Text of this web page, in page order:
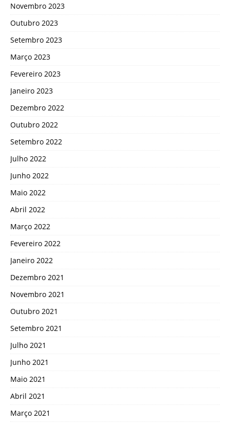
Novembro 2023
Outubro 2023
Setembro 2023
Março 2023
Fevereiro 2023
Janeiro 2023
Dezembro 2022
Outubro 2022
Setembro 2022
Julho 2022
Junho 2022
Maio 2022
Abril 2022
Março 2022
Fevereiro 2022
Janeiro 2022
Dezembro 2021
Novembro 2021
Outubro 2021
Setembro 2021
Julho 2021
Junho 2021
Maio 2021
Abril 2021
Março 2021